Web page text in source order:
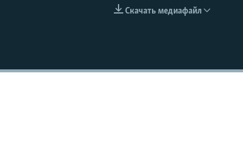
EMBED
Скачать медиафайл